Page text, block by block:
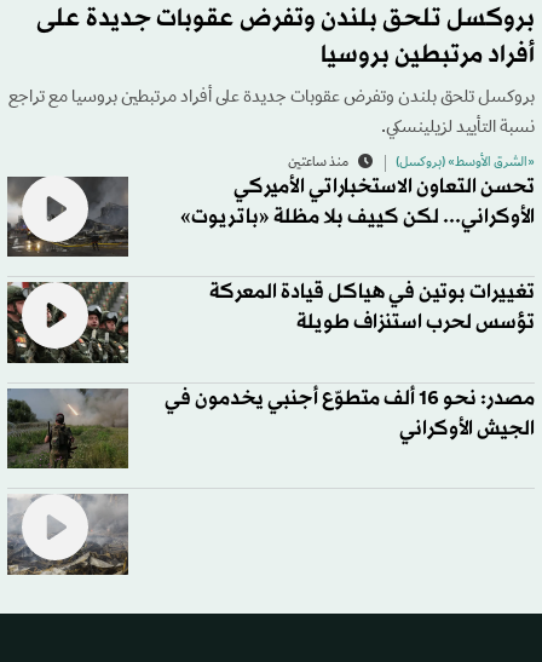
بروكسل تلحق بلندن وتفرض عقوبات جديدة على
أفراد مرتبطين بروسيا
بروكسل تلحق بلندن وتفرض عقوبات جديدة على أفراد مرتبطين بروسيا مع تراجع
نسبة التأييد لزيلينسكي.
«الشرق الأوسط» (بروكسل) منذ ساعتين
تحسن التعاون الاستخباراتي الأميركي
الأوكراني... لكن كييف بلا مظلة «باتريوت»
تغييرات بوتين في هياكل قيادة المعركة
تؤسس لحرب استنزاف طويلة
مصدر: نحو 16 ألف متطوّع أجنبي يخدمون في
الجيش الأوكراني